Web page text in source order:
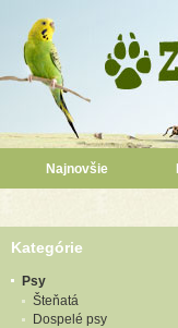
Najnovšie
Kategórie
Psy
Šteňatá
Dospelé psy